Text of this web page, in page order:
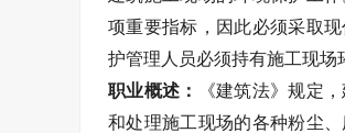
项重要指标，因此必须采取
护管理人员必须持有施工现场
职业概述：
《建筑法》规定
和处理施工现场的各种粉尘